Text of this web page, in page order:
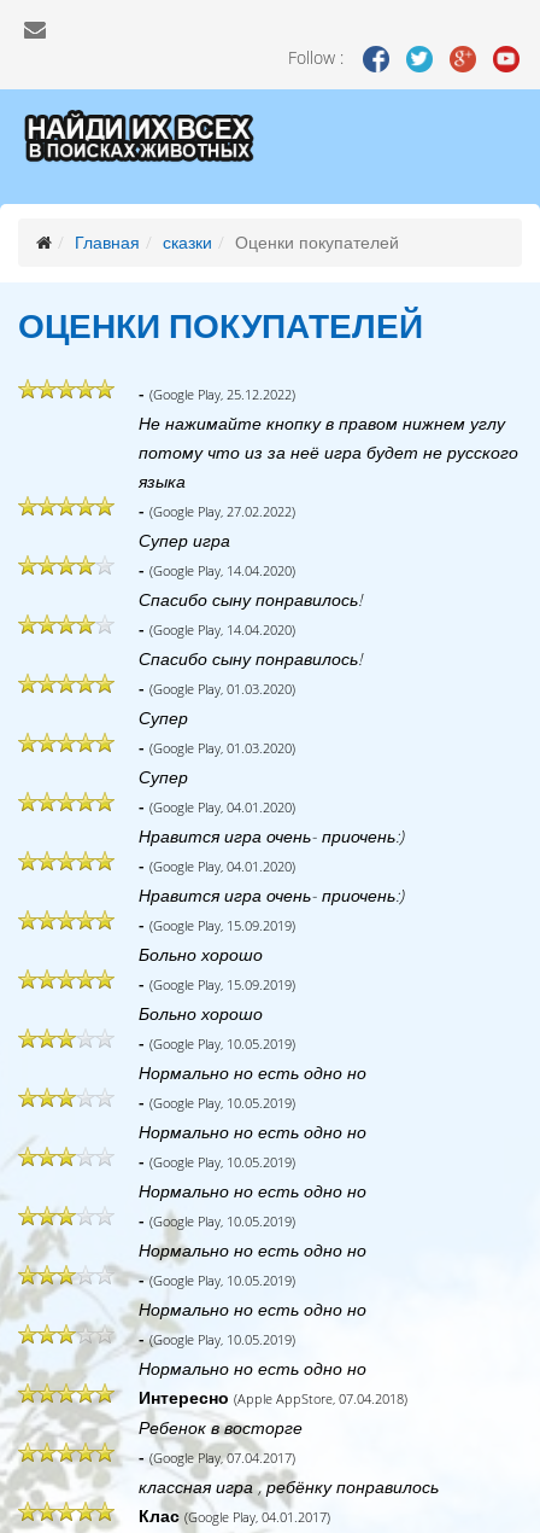
Follow :
Главная сказки Оценки покупателей
ОЦЕНКИ ПОКУПАТЕЛЕЙ
- (Google Play, 25.12.2022)
Не нажимайте кнопку в правом нижнем углу
потому что из за неё игра будет не русского
языка
- (Google Play, 27.02.2022)
Супер игра
- (Google Play, 14.04.2020)
Спасибо сыну понравилось!
- (Google Play, 14.04.2020)
Спасибо сыну понравилось!
- (Google Play, 01.03.2020)
Супер
- (Google Play, 01.03.2020)
Супер
- (Google Play, 04.01.2020)
Нравится игра очень- приочень:)
- (Google Play, 04.01.2020)
Нравится игра очень- приочень:)
- (Google Play, 15.09.2019)
Больно хорошо
- (Google Play, 15.09.2019)
Больно хорошо
- (Google Play, 10.05.2019)
Нормально но есть одно но
- (Google Play, 10.05.2019)
Нормально но есть одно но
- (Google Play, 10.05.2019)
Нормально но есть одно но
- (Google Play, 10.05.2019)
Нормально но есть одно но
-(Google Play, 10.05.2019)
Нормально но есть одно но
-(Google Play, 10.05.2019)
Нормально но есть одно но
Интересно (Apple AppStore, 07.04.2018)
Ребенок в восторге
- (Google Play, 07.04.2017)
классная игра , ребёнку понравилось
Клас (Google Play, 04.01.2017)